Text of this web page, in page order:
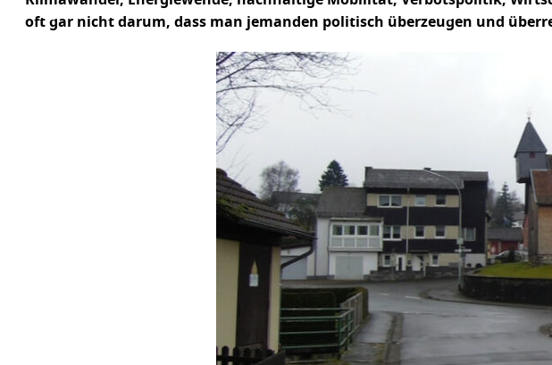
oft gar nicht darum, dass man jemanden politisch überzeugen und